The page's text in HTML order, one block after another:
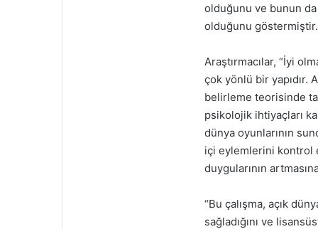
olduğunu ve bunun
olduğunu göstermiştir.
Araştırmacılar, “İyi
çok yönlü bir yapıdır.
belirleme teorisinde
psikolojik ihtiyaçları
dünya oyunlarının
içi eylemlerini kontrol
duygularının
“Bu çalışma, açık
sağladığını ve